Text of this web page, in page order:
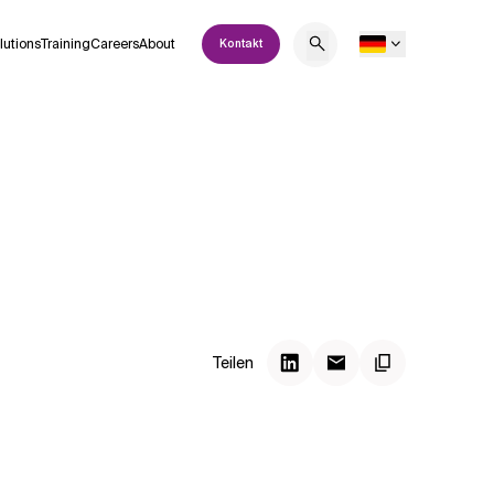
TrainingCareersAbout Kontakt
Teilen